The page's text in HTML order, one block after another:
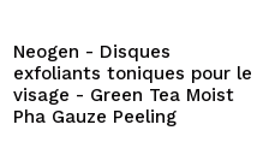
Neogen - Disques
exfoliants toniques pour le
visage - Green Tea Moist
Pha Gauze Peeling